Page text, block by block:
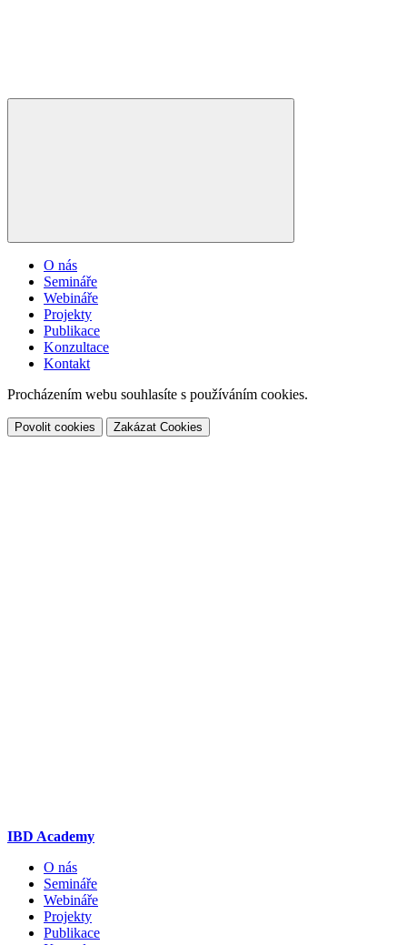
O nás
Semináře
Webináře
Projekty
Publikace
Konzultace
Kontakt
Procházením webu souhlasíte s používáním cookies.
Povolit cookies Zakázat Cookies
IBD Academy
O nás
Semináře
Webináře
Projekty
Publikace